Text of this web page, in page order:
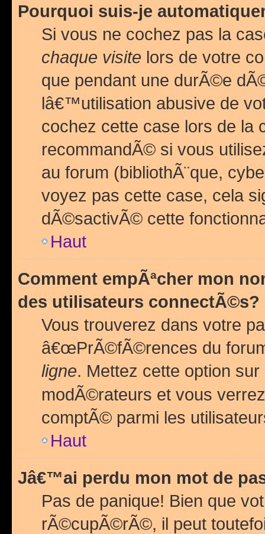
Pourquoi suis-je
Si vous ne cochez pas la
chaque visite lors de votre
que pendant une durÃ©e
lâ€™utilisation abusive de
cochez cette case lors de
recommandÃ© si vous
au forum (bibliothÃ¨que,
voyez pas cette case, cela
dÃ©sactivÃ© cette
Haut
Comment empÃªcher mon
des utilisateurs connectÃ©s?
Vous trouverez dans votre
â€œPrÃ©fÃ©rences du
ligne. Mettez cette option sur
modÃ©rateurs et vous
comptÃ© parmi les
Haut
Jâ€™ai perdu mon mot de
Pas de panique! Bien que
rÃ©cupÃ©rÃ©, il peut